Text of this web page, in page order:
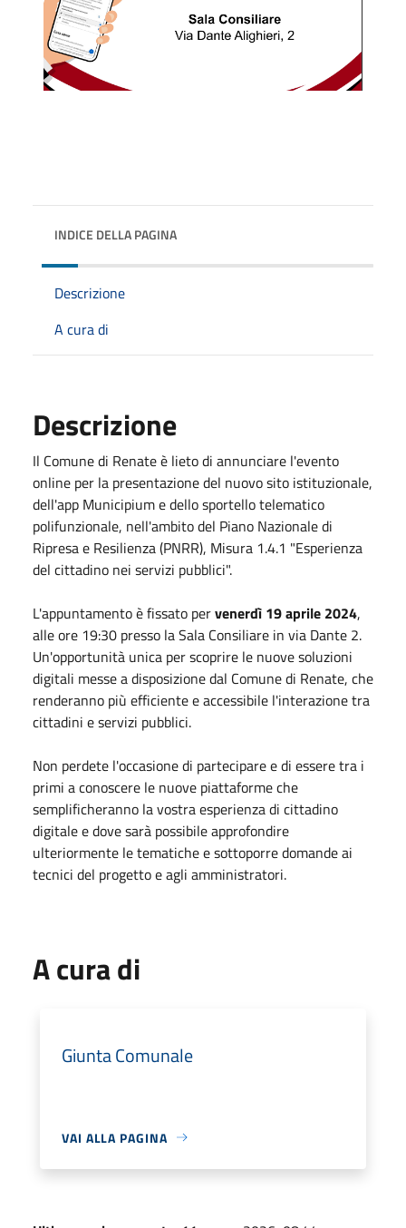
INDICE DELLA PAGINA
Descrizione
A cura di
Descrizione
Il Comune di Renate è lieto di annunciare l'evento
online per la presentazione del nuovo sito istituzionale,
dell'app Municipium e dello sportello telematico
polifunzionale, nell'ambito del Piano Nazionale di
Ripresa e Resilienza (PNRR), Misura 1.4.1 "Esperienza
del cittadino nei servizi pubblici".
L'appuntamento è fissato pervenerdì 19 aprile 2024,
alle ore 19:30 presso la Sala Consiliare in via Dante 2.
Un'opportunità unica per scoprire le nuove soluzioni
digitali messe a disposizione dal Comune di Renate, che
renderanno più efficiente e accessibile l'interazione tra
cittadini e servizi pubblici.
Non perdete l'occasione di partecipare e di essere tra i
primi a conoscere le nuove piattaforme che
semplificheranno la vostra esperienza di cittadino
digitale e dove sarà possibile approfondire
ulteriormente le tematiche e sottoporre domande ai
tecnici del progetto e agli amministratori.
A cura di
Giunta Comunale
VAI ALLA PAGINA